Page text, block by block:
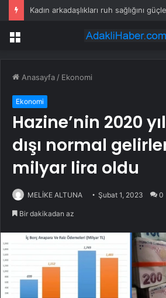
Kadın arkadaşlıkları ruh sağlığını
Menü
Anasayfa / Ekonomi
Ekonomi
Hazine’nin 2020
dışı normal
milyar lira oldu
MELİKE ALTUNA Şubat 1, 2023 0
Bir dakikadan az